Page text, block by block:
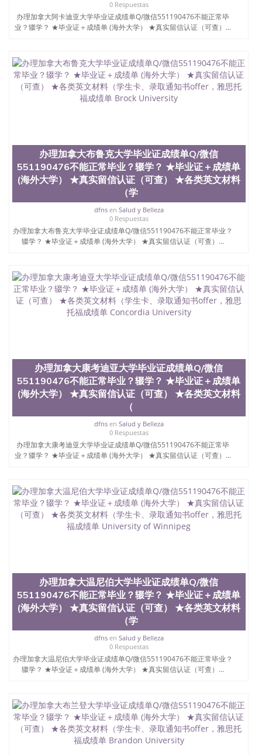
学院的毕业证成绩单所使用的材料，尺寸大小，防伪
结构（包括：水印，阴影底纹，钢印LOGO烫金烫
银，LOGO烫金烫银复合重叠。 文字图案浮雕，激光
海外学校留学中介， 同时能做到与时俱进，及时掌握
各大院校的（毕业证，成绩单，资格证，学生卡，结
业证，录取通知书，在读证明等相关材料）的版本更
新信息， 能够在时间掌握的海外学历文凭的样版，尺
寸大小，纸张材质，防伪技术等等，并在时间收集到
咨询顾问：Sam q/微信:551190476 Q/微
信:551190476办理毕业证成绩单、教育部认证,录取通
知书，雅思，留学回国证明.
公司专业制作、办理、仿制、成绩单文凭、改成绩、
教育部学历学位认证、毕业证、成绩单、文凭、学历
文凭、假文凭假毕业证假学历书制作、假制作、办
理、仿制学位证书、毕业证文凭、文凭毕业证、毕业
证认证、留服认证、使馆认证、使馆证明、使馆留学
回国人员证明、留学生认证、学历认证、文凭认证学
学历、新西兰学历认证等q:551190476 微信：
551190476 圣何塞州立大学毕业证（San Jose State
University）圣何塞州立大学毕业证（San Jose State
University）圣何塞州立大学毕业证（San Jose State
University）成绩单圣何塞州立大学文凭（San Jose
State University）圣何塞州立大学（San Jose State
University）圣何塞州立大学（San Jose State
University）圣何塞州立大学（ San Jose State
University）圣何塞州立大学（San Jose State
University）圣何塞州立大学文凭（San Jose State
University）圣何塞州立大学文凭（San Jose State
University）文凭圣何塞州立大学文凭（San Jose
State University）圣何塞州立大学学历（ San Jose
State University）圣何塞州立大学学历（San Jose
State University）圣何塞州立大学（San Jose State
University）圣何塞州立大学（San Jose State
University）圣何塞州立大学（San Jose State
University）圣何塞州立大学（San Jose State
University）圣何塞州立大学学位证（San Jose State
University）圣何塞州立大学（San Jose State
University）圣何塞州立大学（San Jose State
University）圣何塞州立大学（San Jose State
University）圣何塞州立大学学位证（San Jose State
University）圣何塞州立大学学位证（San Jose State
University）圣何塞州立大学结业证（San Jose State
University）圣何塞州立大学结业证（San Jose State
University）圣何塞州立大学结业证（San Jose State
University）圣何塞州立大学学位证（San Jose State
State University）圣何塞州立大学学历证书（San
Jose State University）圣何塞州立大学学历证书
（San Jose State University）澳洲读书未毕业找人做
文凭学位qq微信551190476澳洲读CQU中央昆士兰大
学学历 绩单购买学位证书/澳洲读本科硕士做文凭/购
0 Respuestas
办理加拿大阿卡迪亚大学毕业证成绩单Q/微信551190476不能正常毕
业？辍学？ ★毕业证＋成绩单 (海外大学） ★真实留信认证（可查）...
办理加拿大布鲁克大学毕业证成绩单Q/微信
551190476不能正常毕业？辍学？ ★毕业证＋成绩单
(海外大学） ★真实留信认证（可查） ★各类英文材料
（学
dfnsen Salud y Belleza
0 Respuestas
办理加拿大布鲁克大学毕业证成绩单Q/微信551190476不能正常毕业？
辍学？ ★毕业证＋成绩单 (海外大学） ★真实留信认证（可查）...
办理加拿大康考迪亚大学毕业证成绩单Q/微信
551190476不能正常毕业？辍学？ ★毕业证＋成绩单
(海外大学） ★真实留信认证（可查） ★各类英文材料
（
dfnsen Salud y Belleza
0 Respuestas
办理加拿大康考迪亚大学毕业证成绩单Q/微信551190476不能正常毕
业？辍学？ ★毕业证＋成绩单 (海外大学） ★真实留信认证（可查）...
办理加拿大温尼伯大学毕业证成绩单Q/微信
551190476不能正常毕业？辍学？ ★毕业证＋成绩单
(海外大学） ★真实留信认证（可查） ★各类英文材料
（学
dfnsen Salud y Belleza
0 Respuestas
办理加拿大温尼伯大学毕业证成绩单Q/微信551190476不能正常毕业？
辍学？ ★毕业证＋成绩单 (海外大学） ★真实留信认证（可查）...